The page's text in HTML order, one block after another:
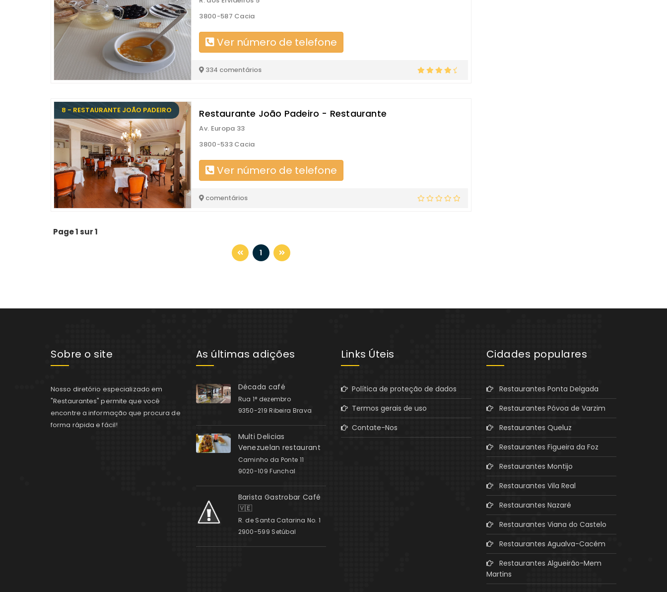
3800-587 Cacia
Ver número de telefone
334 comentários
8 - RESTAURANTE JOÃO PADEIRO Restaurante João Padeiro - Restaurante
Av. Europa 33
3800-533 Cacia
Ver número de telefone
comentários
Page 1 sur 1
1
Sobre o site
Nosso diretório especializado em
"Restaurantes" permite que você
encontre a informação que procura de
forma rápida e fácil!
As últimas adições
Década café
Rua 1° dezembro
9350-219 Ribeira Brava
Multi Delicias
Venezuelan restaurant
Caminho da Ponte 11
9020-109 Funchal
Barista Gastrobar Café
🇻🇪
R. de Santa Catarina No. 1
2900-599 Setúbal
Links Úteis
Política de proteção de dados
Termos gerais de uso
Contate-Nos
Cidades populares
Restaurantes Ponta Delgada
Restaurantes Póvoa de Varzim
Restaurantes Queluz
Restaurantes Figueira da Foz
Restaurantes Montijo
Restaurantes Vila Real
Restaurantes Nazaré
Restaurantes Viana do Castelo
Restaurantes Agualva-Cacém
Restaurantes Algueirão-Mem
Martins